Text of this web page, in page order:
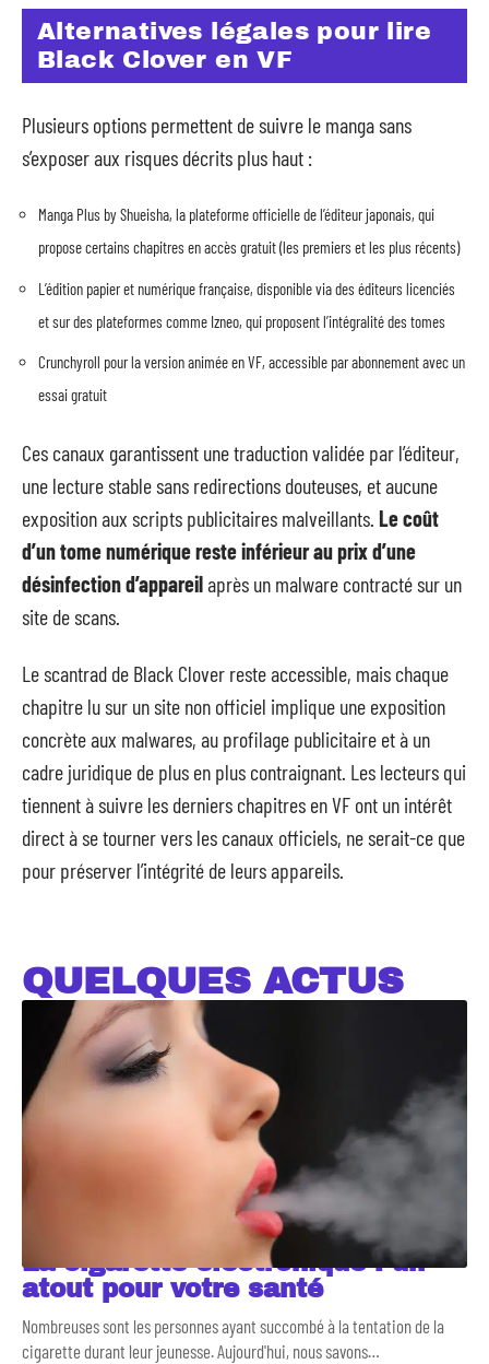
Alternatives légales pour lire
Black Clover en VF
Plusieurs options permettent de suivre le manga sans
s’exposer aux risques décrits plus haut :
Manga Plus by Shueisha, la plateforme officielle de l’éditeur japonais, qui
propose certains chapitres en accès gratuit (les premiers et les plus récents)
L’édition papier et numérique française, disponible via des éditeurs licenciés
et sur des plateformes comme Izneo, qui proposent l’intégralité des tomes
Crunchyroll pour la version animée en VF, accessible par abonnement avec un
essai gratuit
Ces canaux garantissent une traduction validée par l’éditeur,
une lecture stable sans redirections douteuses, et aucune
exposition aux scripts publicitaires malveillants. Le coût
d’un tome numérique reste inférieur au prix d’une
désinfection d’appareilaprès un malware contracté sur un
site de scans.
Le scantrad de Black Clover reste accessible, mais chaque
chapitre lu sur un site non officiel implique une exposition
concrète aux malwares, au profilage publicitaire et à un
cadre juridique de plus en plus contraignant. Les lecteurs qui
tiennent à suivre les derniers chapitres en VF ont un intérêt
direct à se tourner vers les canaux officiels, ne serait-ce que
pour préserver l’intégrité de leurs appareils.
QUELQUES ACTUS
La cigarette électronique : un
atout pour votre santé
Nombreuses sont les personnes ayant succombé à la tentation de la
cigarette durant leur jeunesse. Aujourd'hui, nous savons…